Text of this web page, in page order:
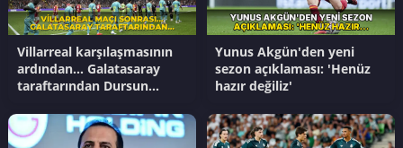
Villarreal karşılaşmasının
ardından... Galatasaray
taraftarından Dursun
Yunus Akgün'den yeni
sezon açıklaması: 'Henüz
hazır değiliz'